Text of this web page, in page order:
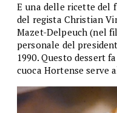
E una delle ricette del
del regista Christian
Mazet-Delpeuch (nel
personale del
1990. Questo dessert
cuoca Hortense serve